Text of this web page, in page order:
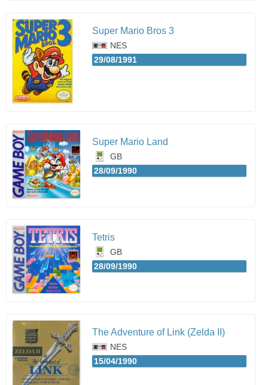
Super Mario Bros 3
NES
29/08/1991
Super Mario Land
GB
28/09/1990
Tetris
GB
28/09/1990
The Adventure of Link (Zelda II)
NES
15/04/1990